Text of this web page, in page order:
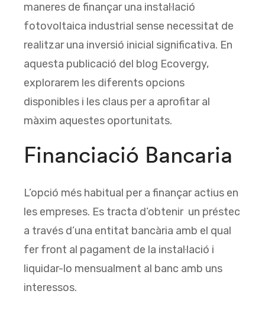
maneres de finançar una instal·lació
fotovoltaica industrial sense necessitat de
realitzar una inversió inicial significativa. En
aquesta publicació del blog Ecovergy,
explorarem les diferents opcions
disponibles i les claus per a aprofitar al
màxim aquestes oportunitats.
Financiació Bancaria
L’opció més habitual per a finançar actius en
les empreses. Es tracta d’obtenir un préstec
a través d’una entitat bancària amb el qual
fer front al pagament de la instal·lació i
liquidar-lo mensualment al banc amb uns
interessos.